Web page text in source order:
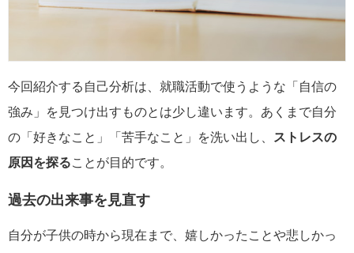
今回紹介する自己分析は、就職活動で使うような「自信の
強み」を見つけ出すものとは少し違います。あくまで自分
の「好きなこと」「苦手なこと」を洗い出し、
ストレスの
原因を探ることが目的です。
過去の出来事を見直す
自分が子供の時から現在まで、嬉しかったことや悲しかっ